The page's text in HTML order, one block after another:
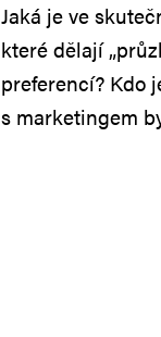
Jaká je ve
které dělají
preferencí? Kdo
s marketingem